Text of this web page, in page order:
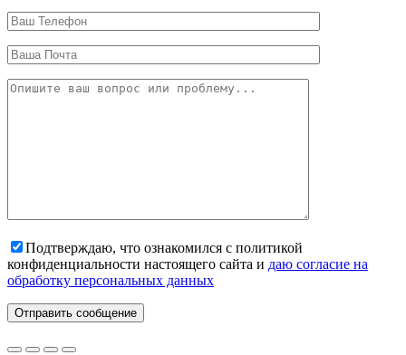
Подтверждаю, что ознакомился с политикой
конфиденциальности настоящего сайта и даю согласие на
обработку персональных данных